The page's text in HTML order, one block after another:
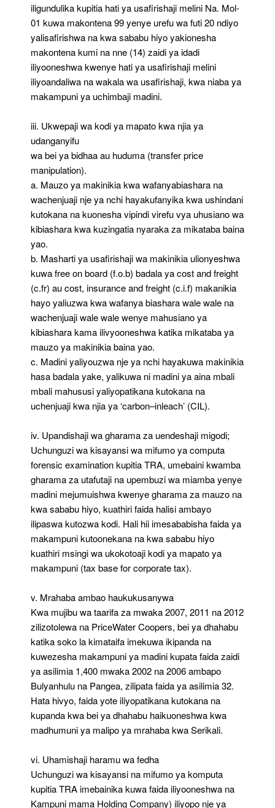
iligundulika kupitia hati ya usafirishaji melini Na. Mol-
01 kuwa makontena 99 yenye urefu wa futi 20 ndiyo
yalisafirishwa na kwa sababu hiyo yakionesha
makontena kumi na nne (14) zaidi ya idadi
iliyooneshwa kwenye hati ya usafirishaji melini
iliyoandaliwa na wakala wa usafirishaji, kwa niaba ya
makampuni ya uchimbaji madini.
iii. Ukwepaji wa kodi ya mapato kwa njia ya
udanganyifu
wa bei ya bidhaa au huduma (transfer price
manipulation).
a. Mauzo ya makinikia kwa wafanyabiashara na
wachenjuaji nje ya nchi hayakufanyika kwa ushindani
kutokana na kuonesha vipindi virefu vya uhusiano wa
kibiashara kwa kuzingatia nyaraka za mikataba baina
yao.
b. Masharti ya usafirishaji wa makinikia ulionyeshwa
kuwa free on board (f.o.b) badala ya cost and freight
(c.fr) au cost, insurance and freight (c.i.f) makanikia
hayo yaliuzwa kwa wafanya biashara wale wale na
wachenjuaji wale wale wenye mahusiano ya
kibiashara kama ilivyooneshwa katika mikataba ya
mauzo ya makinikia baina yao.
c. Madini yaliyouzwa nje ya nchi hayakuwa makinikia
hasa badala yake, yalikuwa ni madini ya aina mbali
mbali mahususi yaliyopatikana kutokana na
uchenjuaji kwa njia ya ‘carbon–inleach’ (CIL).
iv. Upandishaji wa gharama za uendeshaji migodi;
Uchunguzi wa kisayansi wa mifumo ya computa
forensic examination kupitia TRA, umebaini kwamba
gharama za utafutaji na upembuzi wa miamba yenye
madini mejumuishwa kwenye gharama za mauzo na
kwa sababu hiyo, kuathiri faida halisi ambayo
ilipaswa kutozwa kodi. Hali hii imesababisha faida ya
makampuni kutoonekana na kwa sababu hiyo
kuathiri msingi wa ukokotoaji kodi ya mapato ya
makampuni (tax base for corporate tax).
v. Mrahaba ambao haukukusanywa
Kwa mujibu wa taarifa za mwaka 2007, 2011 na 2012
zilizotolewa na PriceWater Coopers, bei ya dhahabu
katika soko la kimataifa imekuwa ikipanda na
kuwezesha makampuni ya madini kupata faida zaidi
ya asilimia 1,400 mwaka 2002 na 2006 ambapo
Bulyanhulu na Pangea, zilipata faida ya asilimia 32.
Hata hivyo, faida yote iliyopatikana kutokana na
kupanda kwa bei ya dhahabu haikuoneshwa kwa
madhumuni ya malipo ya mrahaba kwa Serikali.
vi. Uhamishaji haramu wa fedha
Uchunguzi wa kisayansi na mifumo ya komputa
kupitia TRA imebainika kuwa faida iliyooneshwa na
Kampuni mama Holding Company) iliyopo nje ya